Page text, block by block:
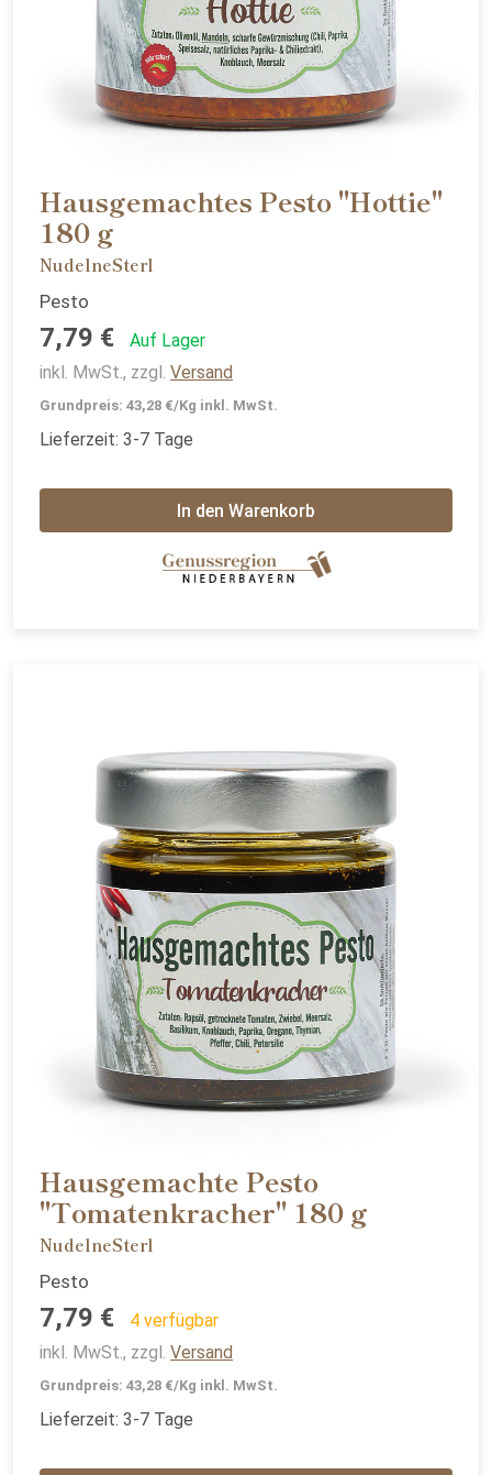
Hausgemachtes Pesto "Hottie"
180 g
NudelneSterl
Pesto
7,79 €
Auf Lager
inkl. MwSt., zzgl. Versand
Grundpreis: 43,28 €/Kg inkl. MwSt.
Lieferzeit: 3-7 Tage
In den Warenkorb
Hausgemachte Pesto
"Tomatenkracher" 180 g
NudelneSterl
Pesto
7,79 €
4 verfügbar
inkl. MwSt., zzgl. Versand
Grundpreis: 43,28 €/Kg inkl. MwSt.
Lieferzeit: 3-7 Tage